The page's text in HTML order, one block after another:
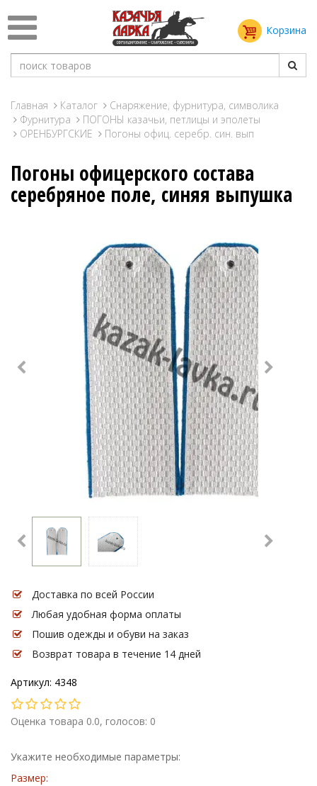
Корзина
Главная Каталог
Снаряжение, фурнитура, символика
Фурнитура
ПОГОНЫ казачьи, петлицы и эполеты
ОРЕНБУРГСКИЕ
Погоны офиц. серебр. син. вып
Погоны офицерского состава
серебряное поле, синяя выпушка
Доставка по всей России
Любая удобная форма оплаты
Пошив одежды и обуви на заказ
Возврат товара в течение 14 дней
Артикул: 4348
Оценка товара 0.0, голосов: 0
Укажите необходимые параметры:
Размер: